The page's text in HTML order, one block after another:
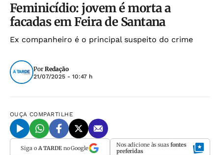
Feminicídio: jovem é morta a
facadas em Feira de Santana
Ex companheiro é o principal suspeito do crime
Por Redação
21/07/2025 - 10:47 h
OUÇA COMPARTILHE
Siga o A TARDEno Google Nos adicione às suas fontes
preferidas